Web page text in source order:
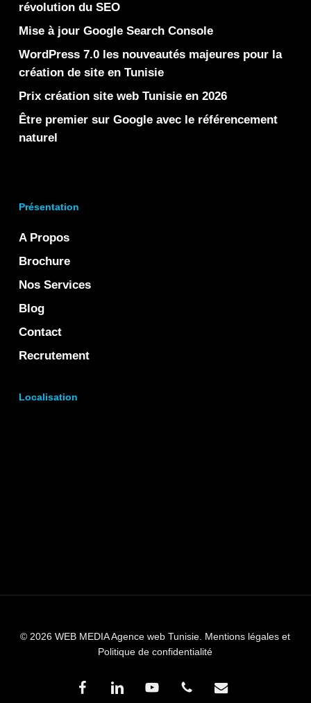
révolution du SEO
Mise à jour Google Search Console
WordPress 7.0 les nouveautés majeures pour la
création de site en Tunisie
Prix création site web Tunisie en 2026
Être premier sur Google avec le référencement
naturel
Présentation
A Propos
Brochure
Nos Services
Blog
Contact
Recrutement
Localisation
© 2026 WEB MEDIA Agence web Tunisie. Mentions légales et
Politique de confidentialité
facebooklinkedin youtube phone email